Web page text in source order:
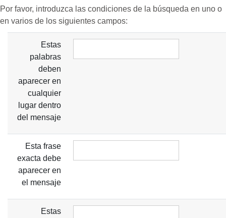
Por favor, introduzca las condiciones de la búsqueda en uno o
en varios de los siguientes campos:
Estas
palabras
deben
aparecer en
cualquier
lugar dentro
del mensaje
Esta frase
exacta debe
aparecer en
el mensaje
Estas